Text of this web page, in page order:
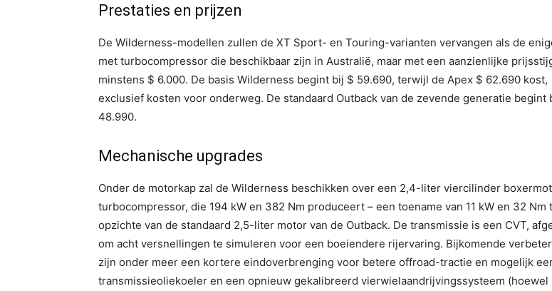
Prestaties en prijzen
De Wilderness-modellen zullen de XT Sport- en Touring-varianten vervangen als de
met turbocompressor die beschikbaar zijn in Australië, maar met een aanzienlijke
minstens $ 6.000. De basis Wilderness begint bij $ 59.690, terwijl de Apex $ 62.690 kost,
exclusief kosten voor onderweg. De standaard Outback van de zevende generatie begint
48.990.
Mechanische upgrades
Onder de motorkap zal de Wilderness beschikken over een 2,4-liter viercilinder
turbocompressor, die 194 kW en 382 Nm produceert – een toename van 11 kW en 32 Nm
opzichte van de standaard 2,5-liter motor van de Outback. De transmissie is een CVT,
om acht versnellingen te simuleren voor een boeiendere rijervaring. Bijkomende
zijn onder meer een kortere eindoverbrenging voor betere offroad-tractie en mogelijk
transmissieoliekoeler en een opnieuw gekalibreerd vierwielaandrijvingssysteem (hoewel